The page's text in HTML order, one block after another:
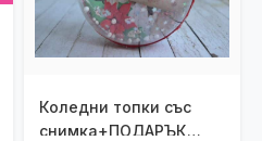
Коледни топки със
снимка+ПОДАРЪК